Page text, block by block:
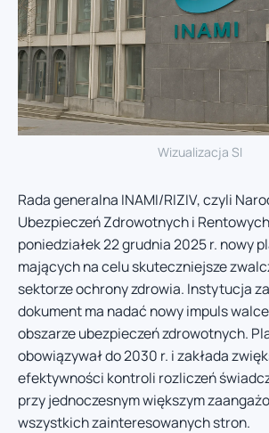
Wizualizacja SI
Rada generalna INAMI/RIZIV, czyli
Ubezpieczeń Zdrowotnych i
poniedziałek 22 grudnia 2025 r. nowy
mających na celu skuteczniejsze
sektorze ochrony zdrowia. Instytucja
dokument ma nadać nowy impuls
obszarze ubezpieczeń zdrowotnych.
obowiązywał do 2030 r. i zakłada
efektywności kontroli rozliczeń
przy jednoczesnym większym
wszystkich zainteresowanych stron.